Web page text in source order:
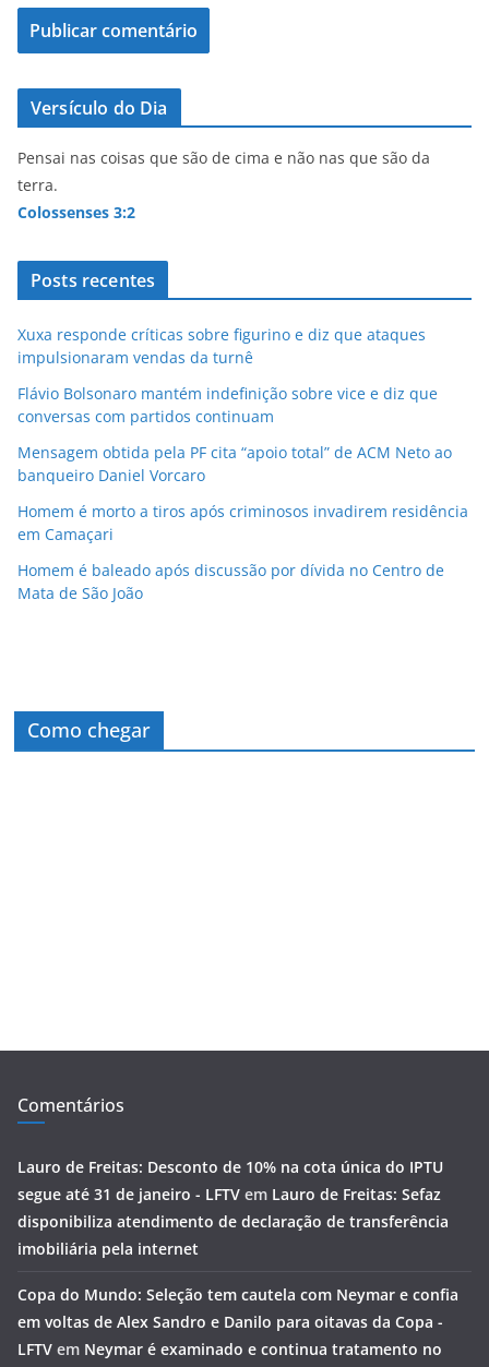
Versículo do Dia
Pensai nas coisas que são de cima e não nas que são da
terra.
Colossenses 3:2
Posts recentes
Xuxa responde críticas sobre figurino e diz que ataques
impulsionaram vendas da turnê
Flávio Bolsonaro mantém indefinição sobre vice e diz que
conversas com partidos continuam
Mensagem obtida pela PF cita “apoio total” de ACM Neto ao
banqueiro Daniel Vorcaro
Homem é morto a tiros após criminosos invadirem residência
em Camaçari
Homem é baleado após discussão por dívida no Centro de
Mata de São João
Como chegar
Comentários
Lauro de Freitas: Desconto de 10% na cota única do IPTU
segue até 31 de janeiro - LFTV em Lauro de Freitas: Sefaz
disponibiliza atendimento de declaração de transferência
imobiliária pela internet
Copa do Mundo: Seleção tem cautela com Neymar e confia
em voltas de Alex Sandro e Danilo para oitavas da Copa -
LFTV em Neymar é examinado e continua tratamento no